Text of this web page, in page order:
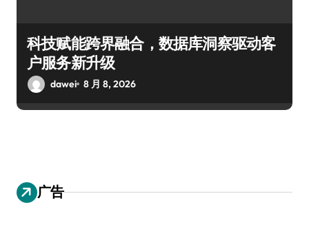
科技赋能跨界融合，数据库洞察驱动客
户服务新升级
dawei 8 月 8, 2026
广告